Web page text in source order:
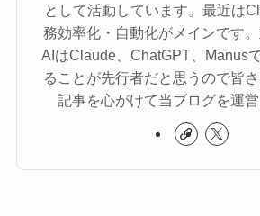
として活動しています。最近は
務効率化・自動化がメインです
AIはClaude、ChatGPT、Manus
ることが先行者だと思うので皆
記事を心がけて当ブログを運営